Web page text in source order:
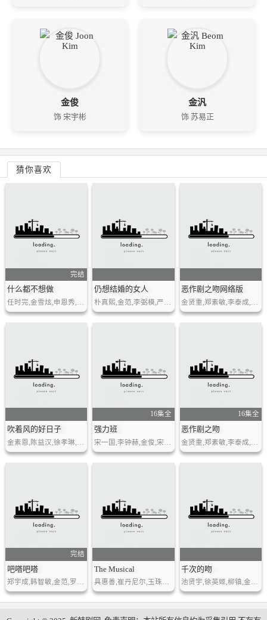
金俊
饰 宋宇彬
金汎
饰 苏易正
猜你喜欢
完结
什么都不想做 仍想结婚的女人 恶作剧之吻网络版
吹着风的好日子
16集全
强力班
16集全
恶作剧之吻
完结
吧嗒吧嗒 The Musical 千次的吻